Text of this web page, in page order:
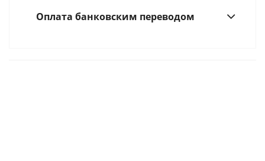
Оплата банковским переводом